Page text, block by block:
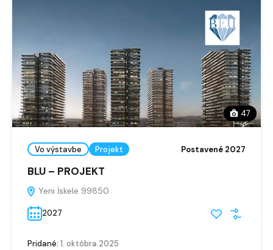
47
Vo výstavbe Projekt Postavené 2027
BLU – PROJEKT
Yeni İskele 99850
2027
Pridané: 1. októbra 2025